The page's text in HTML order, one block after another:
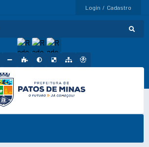
Login / Cadastro